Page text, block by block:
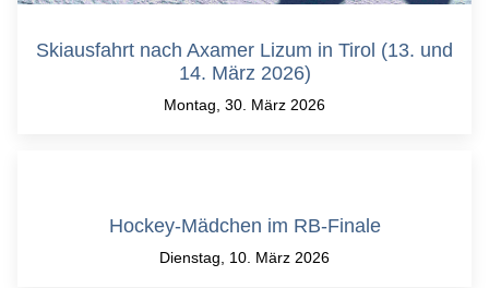
Skiausfahrt nach Axamer Lizum in Tirol (13. und
14. März 2026)
Montag, 30. März 2026
Hockey-Mädchen im RB-Finale
Dienstag, 10. März 2026